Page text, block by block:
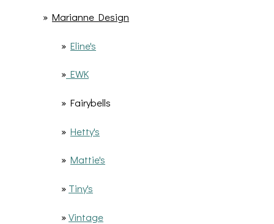
» Marianne Design
» Eline's
» EWK
» Fairybells
» Hetty's
» Mattie's
» Tiny's
»Vintage